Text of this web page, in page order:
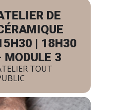
DE
| 18H30
MODULE 3
TOUT